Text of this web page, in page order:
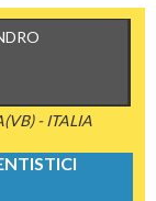
- ITALIA